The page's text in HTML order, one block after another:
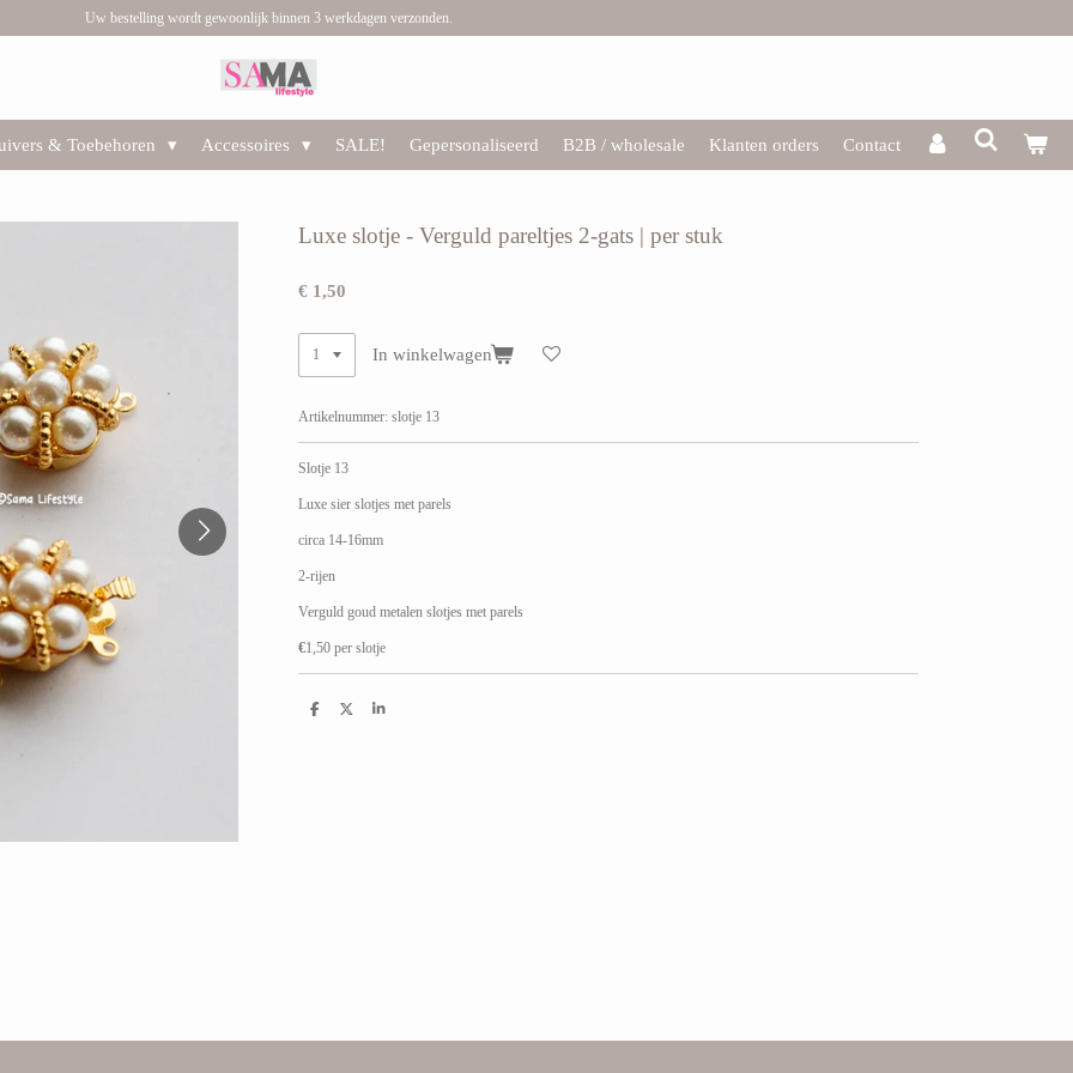
Uw bestelling wordt gewoonlijk binnen 3 werkdagen verzonden.
& Toebehoren Accessoires SALE! Gepersonaliseerd B2B / wholesale Klanten orders Contact
Luxe slotje - Verguld pareltjes 2-gats | per stuk
€ 1,50
In winkelwagen
Artikelnummer: slotje 13
Slotje 13
Luxe sier slotjes met parels
circa 14-16mm
2-rijen
Verguld goud metalen slotjes met parels
€1,50 per slotje
D
D
S